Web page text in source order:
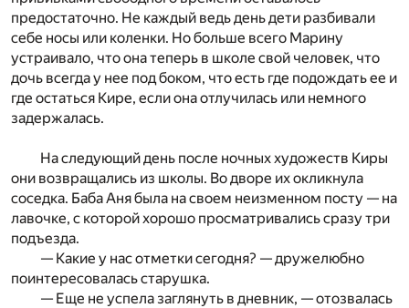
предостаточно. Не каждый ведь день дети разбивали
себе носы или коленки. Но больше всего Марину
устраивало, что она теперь в школе свой человек, что
дочь всегда у нее под боком, что есть где подождать ее и
где остаться Кире, если она отлучилась или немного
задержалась.
На следующий день после ночных художеств Киры
они возвращались из школы. Во дворе их окликнула
соседка. Баба Аня была на своем неизменном посту — на
лавочке, с которой хорошо просматривались сразу три
подъезда.
— Какие у нас отметки сегодня? — дружелюбно
поинтересовалась старушка.
— Еще не успела заглянуть в дневник, — отозвалась